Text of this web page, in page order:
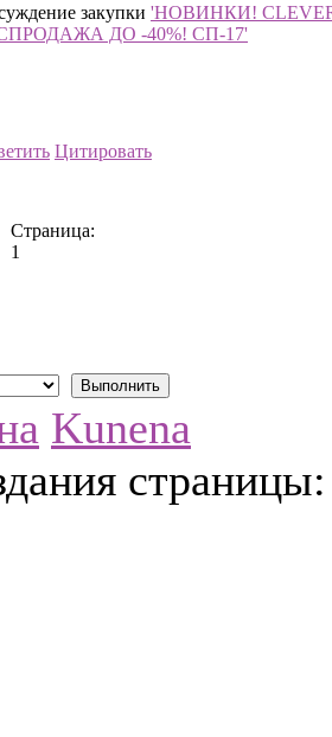
закупки 'НОВИНКИ! CLEVER
ДО -40%! СП-17'
Цитировать
Страница:
1
Kunena